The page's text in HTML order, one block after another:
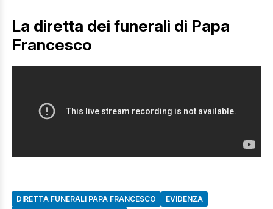
La diretta dei funerali di Papa
Francesco
DIRETTA FUNERALI PAPA FRANCESCO
EVIDENZA